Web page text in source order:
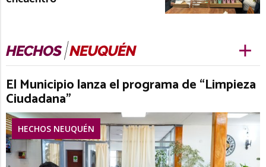
El Municipio lanza el programa de “Limpieza
Ciudadana”
HECHOS NEUQUÉN